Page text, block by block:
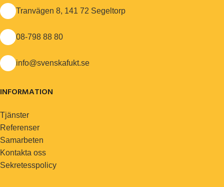
Tranvägen 8, 141 72 Segeltorp
08-798 88 80
info@svenskafukt.se
INFORMATION
Tjänster
Referenser
Samarbeten
Kontakta oss
Sekretesspolicy